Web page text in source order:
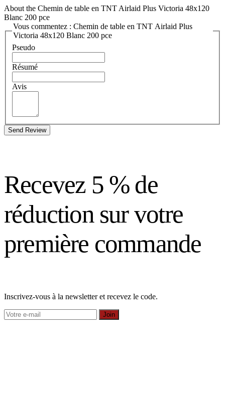
About the Chemin de table en TNT Airlaid Plus Victoria 48x120
Blanc 200 pce
Vous commentez : Chemin de table en TNT Airlaid Plus
Victoria 48x120 Blanc 200 pce
Pseudo
Résumé
Avis
Send Review
Recevez 5 % de
réduction sur votre
première commande
Inscrivez-vous à la newsletter et recevez le code.
Join